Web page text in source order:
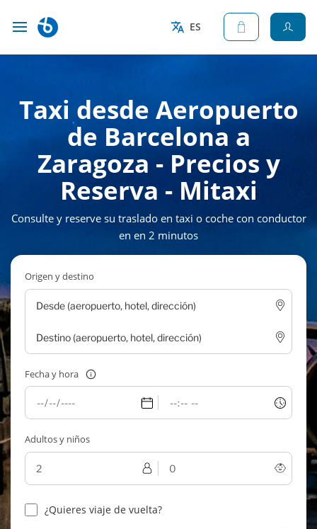
ES
Taxi desde Aeropuerto
de Barcelona a
Zaragoza - Precios y
Reserva - Mitaxi
Consulte y reserve su traslado en taxi o coche con conductor
en en 2 minutos
Origen y destino
Fecha y hora
Adultos y niños
¿Quieres viaje de vuelta?